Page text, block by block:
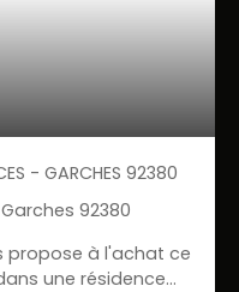
- GARCHES 92380
Garches 92380
propose à l'achat ce
une résidence